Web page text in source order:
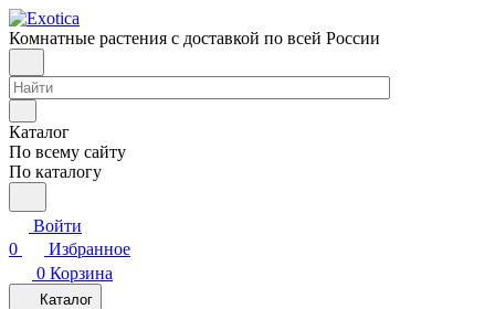
Комнатные растения с доставкой по всей России
Каталог
По всему сайту
По каталогу
Войти
0
Избранное
0 Корзина
Каталог